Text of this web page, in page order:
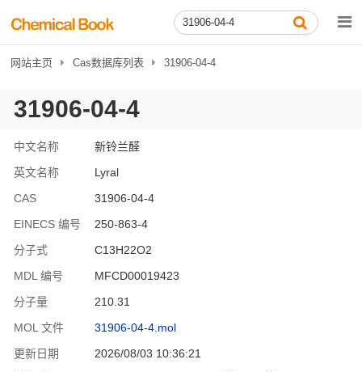
网站主页 Cas数据库列表 31906-04-4
31906-04-4
中文名称
新铃兰醛
英文名称
Lyral
CAS
31906-04-4
EINECS 编号
250-863-4
分子式
C13H22O2
MDL 编号
MFCD00019423
分子量
210.31
MOL 文件
31906-04-4.mol
更新日期
2026/08/03 10:36:21